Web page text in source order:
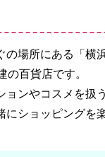
の場所にある「横
の百貨店です。
ョンやコスメを扱
にショッピングを